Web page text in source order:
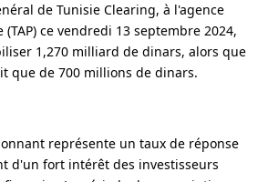
de Tunisie Clearing, à l'agence
ce vendredi 13 septembre 2024,
1,270 milliard de dinars, alors que
que de 700 millions de dinars.
représente un taux de réponse
d'un fort intérêt des investisseurs